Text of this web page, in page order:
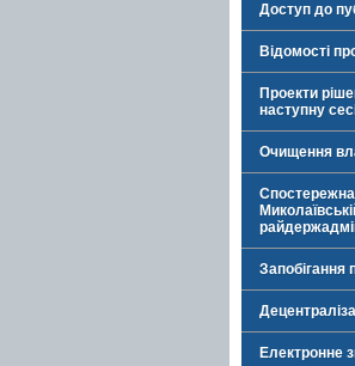
Доступ до
Відомості
Проекти
наступну
Очищення
Спостережна
Запобігання
Електронне